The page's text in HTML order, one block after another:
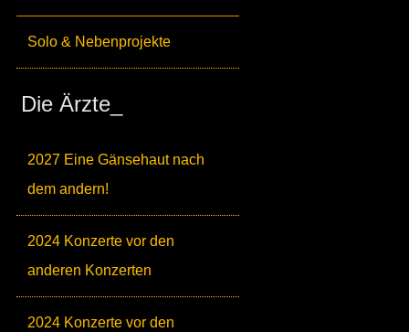
Solo & Nebenprojekte
Die Ärzte_
2027 Eine Gänsehaut nach
dem andern!
2024 Konzerte vor den
anderen Konzerten
2024 Konzerte vor den